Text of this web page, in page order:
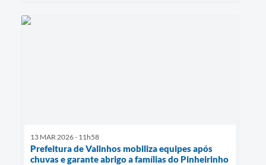
13 MAR 2026 - 11h58
Prefeitura de Valinhos mobiliza equipes após
chuvas e garante abrigo a famílias do Pinheirinho